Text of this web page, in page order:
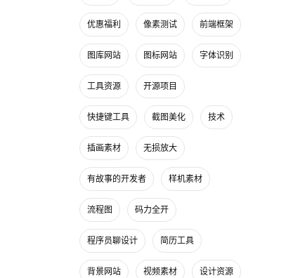
优惠福利 像素测试 前端框架
图库网站 图标网站 字体识别
工具资源 开源项目
快捷键工具 截图美化 技术
插画素材 无损放大
有故事的开发者 样机素材
流程图 码力全开
程序员聊设计 简历工具
背景网站 视频素材 设计资源